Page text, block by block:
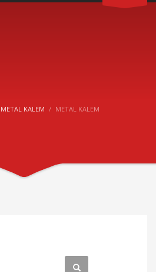
METAL KALEM METAL KALEM